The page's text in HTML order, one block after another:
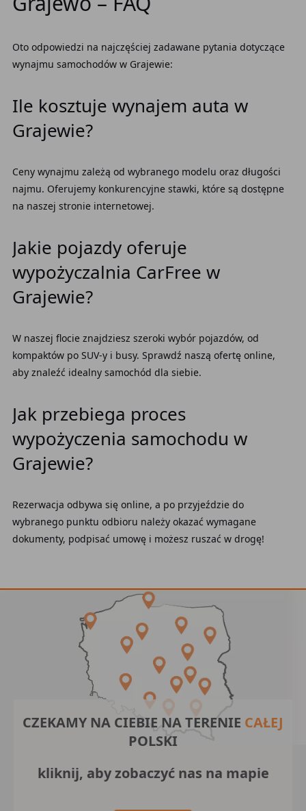
Oto odpowiedzi na najczęściej zadawane pytania dotyczące
wynajmu samochodów w Grajewie:
Ile kosztuje wynajem auta w
Grajewie?
Ceny wynajmu zależą od wybranego modelu oraz długości
najmu. Oferujemy konkurencyjne stawki, które są dostępne
na naszej stronie internetowej.
Jakie pojazdy oferuje
wypożyczalnia CarFree w
Grajewie?
W naszej flocie znajdziesz szeroki wybór pojazdów, od
kompaktów po SUV-y i busy. Sprawdź naszą ofertę online,
aby znaleźć idealny samochód dla siebie.
Jak przebiega proces
wypożyczenia samochodu w
Grajewie?
Rezerwacja odbywa się online, a po przyjeździe do
wybranego punktu odbioru należy okazać wymagane
dokumenty, podpisać umowę i możesz ruszać w drogę!
CZEKAMY NA CIEBIE NA TERENIE CAŁEJ
POLSKI
kliknij, aby zobaczyć nas na mapie